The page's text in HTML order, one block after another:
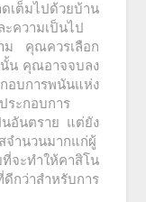
เต็มไปด้วยบ้าน
ความเป็นไป
ม คุณควรเลือก
นั้น คุณอาจจบลง
อบการพนันแห่ง
ระกอบการ
นอันตราย แต่ยัง
จำนวนมากแก่ผู้
ทำให้คาสิโน
กว่าสำหรับการ